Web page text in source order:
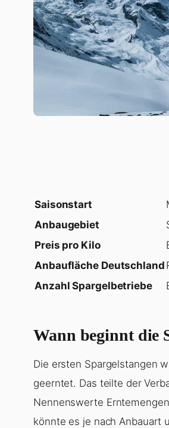
Saisonstart
Anbaugebiet
Preis pro Kilo
Anbaufläche Deutschland
Anzahl Spargelbetriebe
Wann beginnt die
Die ersten Spargelstangen
geerntet. Das teilte der
Nennenswerte
könnte es je nach Anbauart